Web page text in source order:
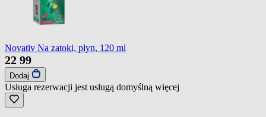
Novativ Na zatoki, płyn, 120 ml
22 99
Dodaj
Usługa rezerwacji jest usługą domyślną więcej